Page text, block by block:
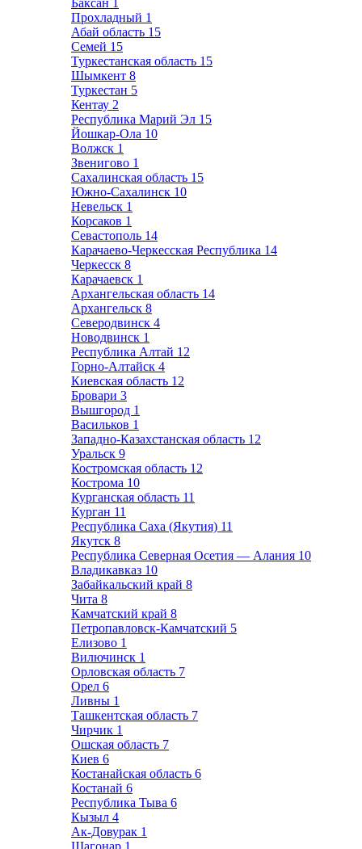
Баксан 1
Прохладный 1
Абай область 15
Семей 15
Туркестанская область 15
Шымкент 8
Туркестан 5
Кентау 2
Республика Марий Эл 15
Йошкар-Ола 10
Волжск 1
Звенигово 1
Сахалинская область 15
Южно-Сахалинск 10
Невельск 1
Корсаков 1
Севастополь 14
Карачаево-Черкесская Республика 14
Черкесск 8
Карачаевск 1
Архангельская область 14
Архангельск 8
Северодвинск 4
Новодвинск 1
Республика Алтай 12
Горно-Алтайск 4
Киевская область 12
Бровари 3
Вышгород 1
Васильков 1
Западно-Казахстанская область 12
Уральск 9
Костромская область 12
Кострома 10
Курганская область 11
Курган 11
Республика Саха (Якутия) 11
Якутск 8
Республика Северная Осетия — Алания 10
Владикавказ 10
Забайкальский край 8
Чита 8
Камчатский край 8
Петропавловск-Камчатский 5
Елизово 1
Вилючинск 1
Орловская область 7
Орел 6
Ливны 1
Ташкентская область 7
Чирчик 1
Ошская область 7
Киев 6
Костанайская область 6
Костанай 6
Республика Тыва 6
Кызыл 4
Ак-Довурак 1
Шагонар 1